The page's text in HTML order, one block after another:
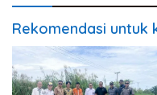
Rekomendasi untuk